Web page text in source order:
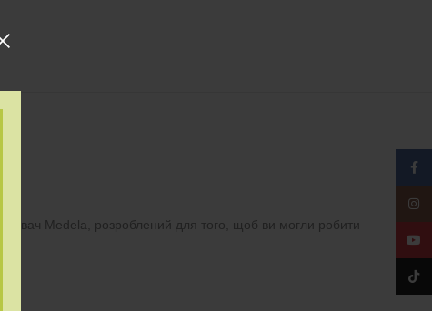
Medela, розроблений для того, щоб ви могли робити